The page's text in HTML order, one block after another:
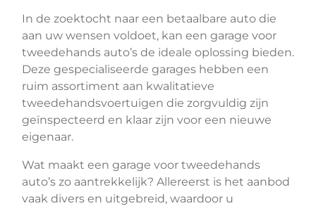
In de zoektocht naar een betaalbare auto die
aan uw wensen voldoet, kan een garage voor
tweedehands auto’s de ideale oplossing bieden.
Deze gespecialiseerde garages hebben een
ruim assortiment aan kwalitatieve
tweedehandsvoertuigen die zorgvuldig zijn
geïnspecteerd en klaar zijn voor een nieuwe
eigenaar.
Wat maakt een garage voor tweedehands
auto’s zo aantrekkelijk? Allereerst is het aanbod
vaak divers en uitgebreid, waardoor u